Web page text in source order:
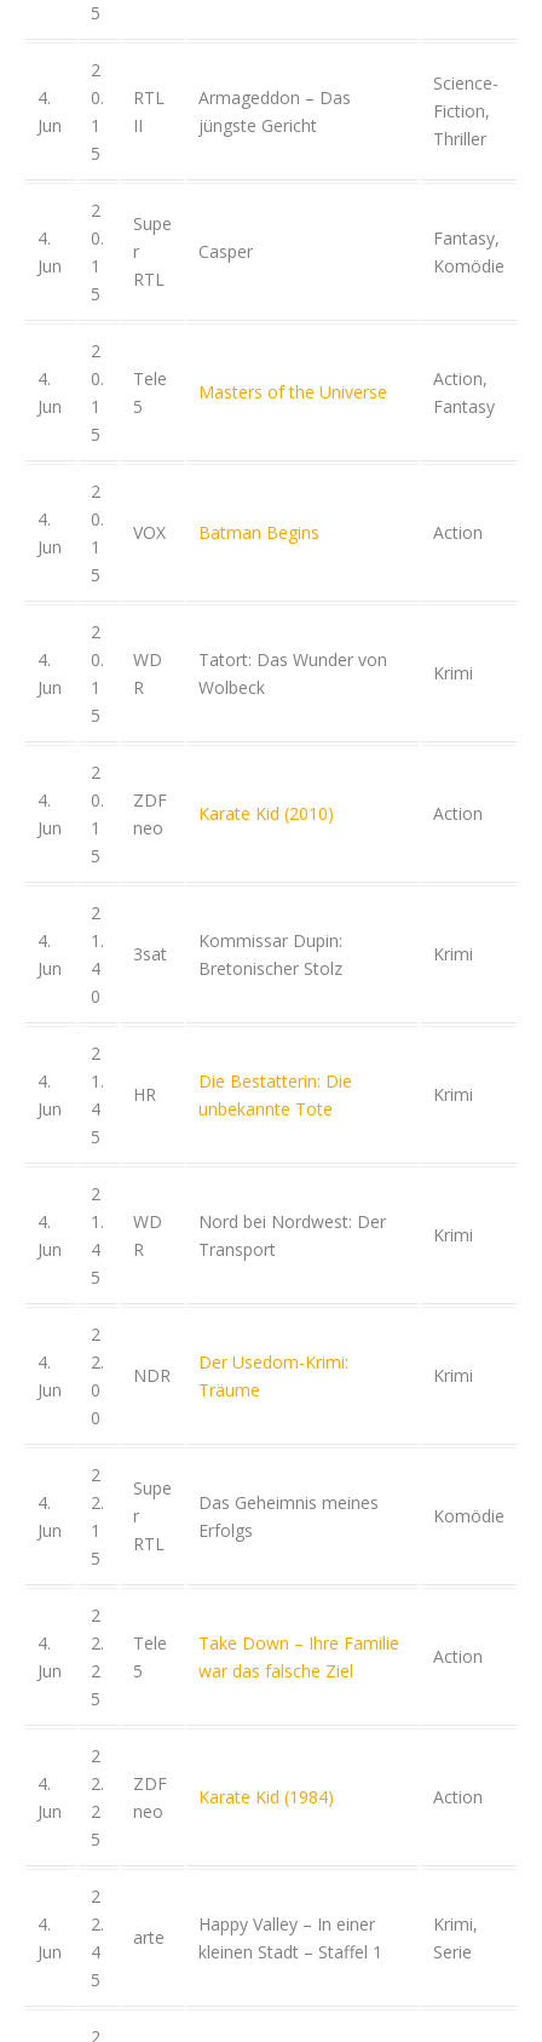
5
4.
Jun
2
0.
1
5
RTL
II
Armageddon – Das
jüngste Gericht
Science-
Fiction,
Thriller
4.
Jun
2
0.
1
5
Supe
r
RTL
Casper
Fantasy,
Komödie
4.
Jun
2
0.
1
5
Tele
5
Masters of the Universe
Action,
Fantasy
4.
Jun
2
0.
1
5
VOX Batman Begins Action
4.
Jun
2
0.
1
5
WD
R
Tatort: Das Wunder von
Wolbeck
Krimi
4.
Jun
2
0.
1
5
ZDF
neo
Karate Kid (2010) Action
4.
Jun
2
1.
4
0
3sat
Kommissar Dupin:
Bretonischer Stolz
Krimi
4.
Jun
2
1.
4
5
HR
Die Bestatterin: Die
unbekannte Tote
Krimi
4.
Jun
2
1.
4
5
WD
R
Nord bei Nordwest: Der
Transport
Krimi
4.
Jun
2
2.
0
0
NDR
Der Usedom-Krimi:
Träume
Krimi
4.
Jun
2
2.
1
5
Supe
r
RTL
Das Geheimnis meines
Erfolgs
Komödie
4.
Jun
2
2.
2
5
Tele
5
Take Down – Ihre Familie
war das falsche Ziel
Action
4.
Jun
2
2.
2
5
ZDF
neo
Karate Kid (1984) Action
4.
Jun
2
2.
4
5
arte
Happy Valley – In einer
kleinen Stadt – Staffel 1
Krimi,
Serie
2